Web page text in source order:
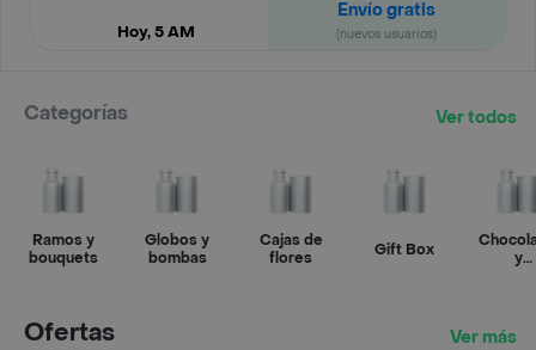
Hoy, 5 AM
Envío gratis
(nuevos usuarios)
Categorías Ver todos
Ramos y
bouquets
Globos y
bombas
Cajas de
flores
Gift Box
y
Ofertas Ver más